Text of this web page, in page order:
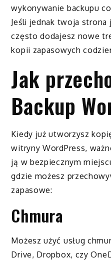
wykonywanie backupu
Jeśli jednak twoja strona
często dodajesz nowe
kopii zapasowych
Jak
Backup
Kiedy już utworzysz
witryny WordPress,
ją w bezpiecznym
gdzie możesz
zapasowe:
Chmura
Możesz użyć usług
Drive, Dropbox, czy